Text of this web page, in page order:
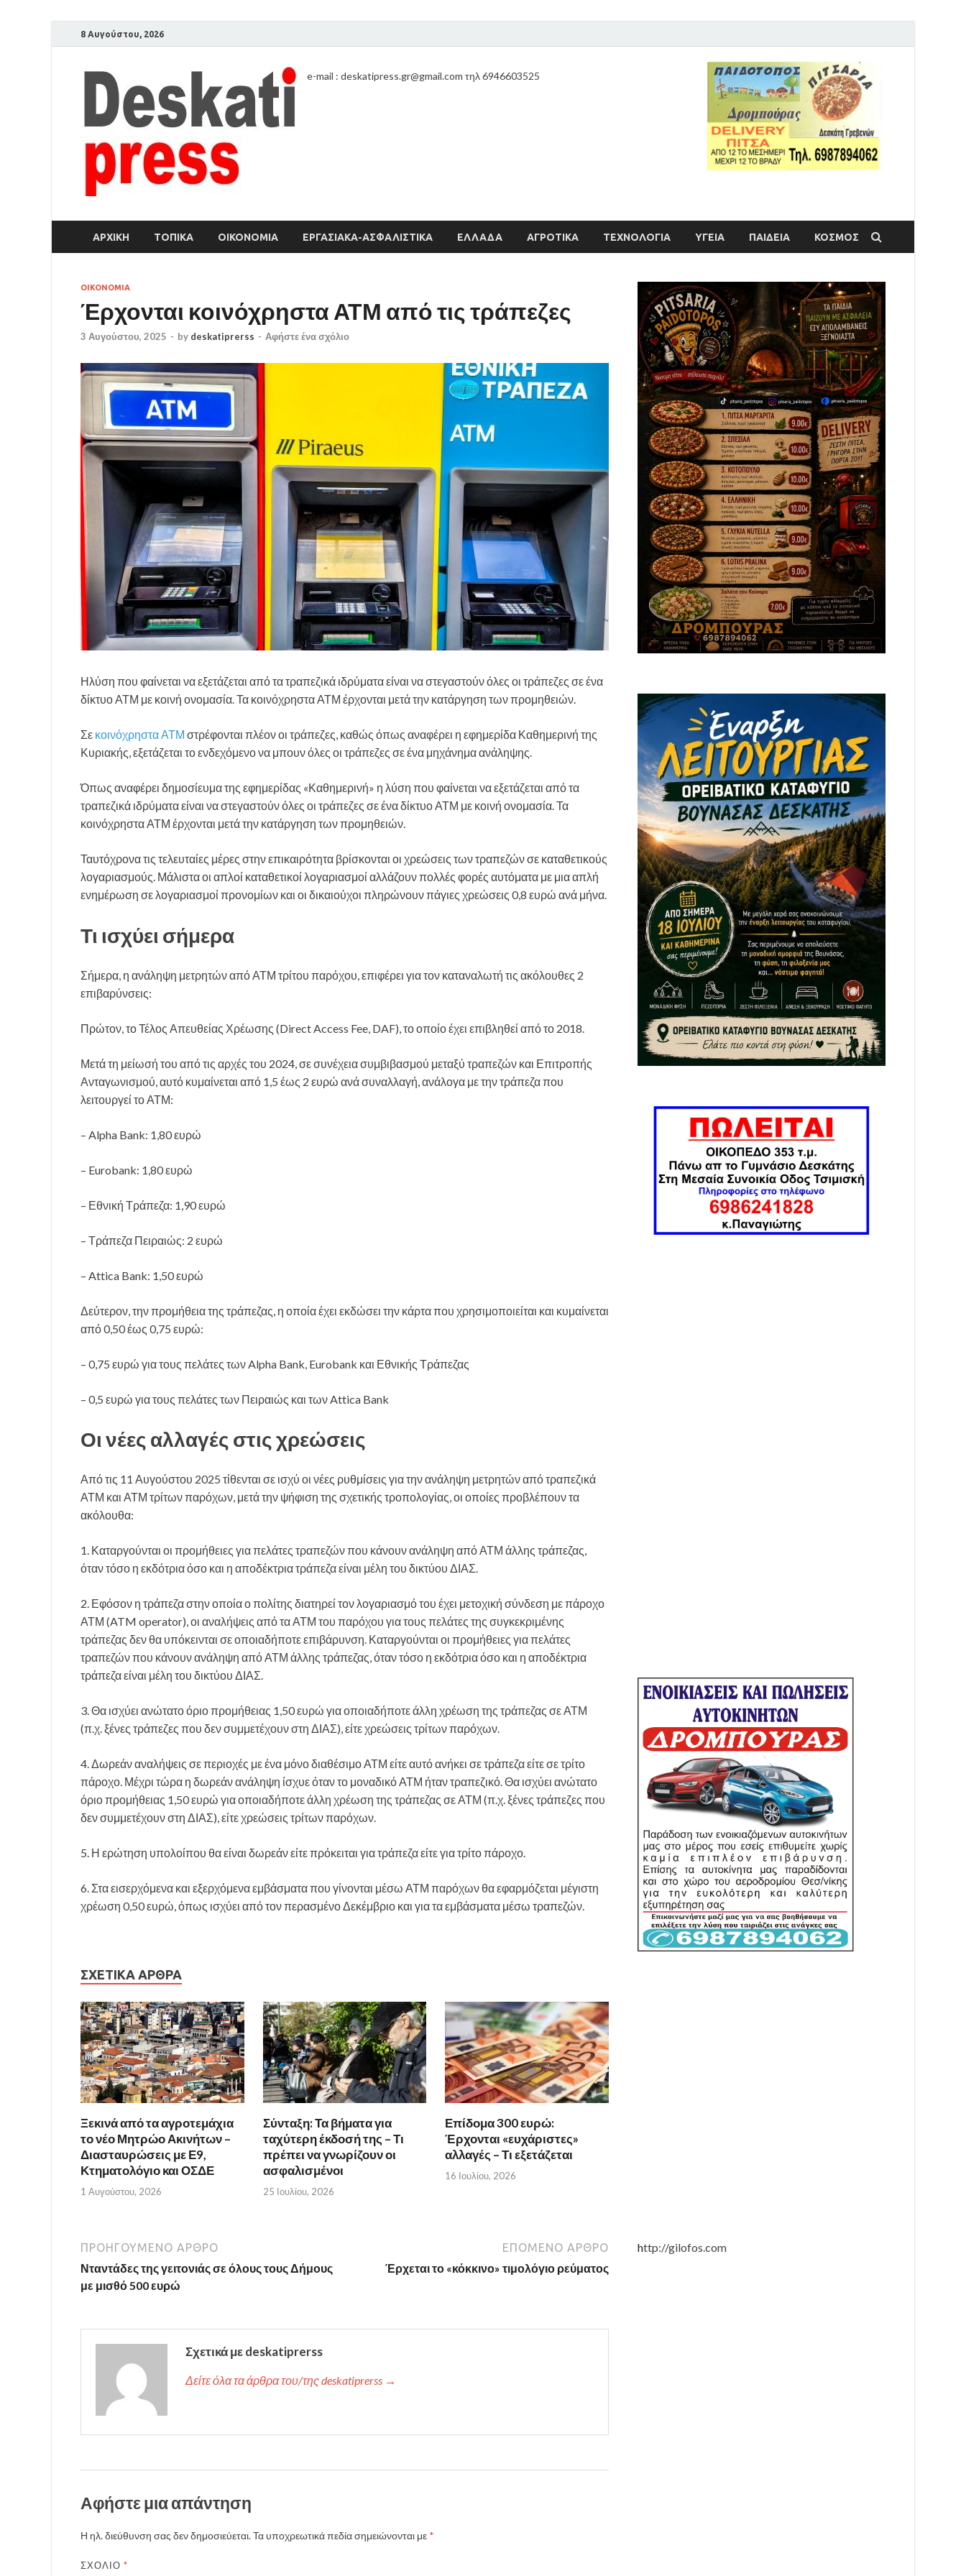
8 Αυγούστου, 2026
e-mail : deskatipress.gr@gmail.com τηλ 6946603525
ΑΡΧΙΚΉ ΤΟΠΙΚΑ ΟΙΚΟΝΟΜΙΑ ΕΡΓΑΣΙΑΚΑ-ΑΣΦΑΛΙΣΤΙΚΑ ΕΛΛΑΔΑ ΑΓΡΟΤΙΚΑ ΤΕΧΝΟΛΟΓΙΑ ΥΓΕΙΑ ΠΑΙΔΕΙΑ ΚΟΣΜΟΣ
ΟΙΚΟΝΟΜΙΑ
Έρχονται κοινόχρηστα ΑΤΜ από τις τράπεζες
3 Αυγούστου, 2025 - by deskatiprerss - Αφήστε ένα σχόλιο
Ηλύση που φαίνεται να εξετάζεται από τα τραπεζικά ιδρύματα είναι να στεγαστούν όλες οι τράπεζες σε ένα
δίκτυο ΑΤΜ με κοινή ονομασία. Τα κοινόχρηστα ΑΤΜ έρχονται μετά την κατάργηση των προμηθειών.
Σε κοινόχρηστα ΑΤΜ στρέφονται πλέον οι τράπεζες, καθώς όπως αναφέρει η εφημερίδα Καθημερινή της
Κυριακής, εξετάζεται το ενδεχόμενο να μπουν όλες οι τράπεζες σε ένα μηχάνημα ανάληψης.
Όπως αναφέρει δημοσίευμα της εφημερίδας «Καθημερινή» η λύση που φαίνεται να εξετάζεται από τα
τραπεζικά ιδρύματα είναι να στεγαστούν όλες οι τράπεζες σε ένα δίκτυο ΑΤΜ με κοινή ονομασία. Τα
κοινόχρηστα ΑΤΜ έρχονται μετά την κατάργηση των προμηθειών.
Ταυτόχρονα τις τελευταίες μέρες στην επικαιρότητα βρίσκονται οι χρεώσεις των τραπεζών σε καταθετικούς
λογαριασμούς. Μάλιστα οι απλοί καταθετικοί λογαριασμοί αλλάζουν πολλές φορές αυτόματα με μια απλή
ενημέρωση σε λογαριασμοί προνομίων και οι δικαιούχοι πληρώνουν πάγιες χρεώσεις 0,8 ευρώ ανά μήνα.
Τι ισχύει σήμερα
Σήμερα, η ανάληψη μετρητών από ΑΤΜ τρίτου παρόχου, επιφέρει για τον καταναλωτή τις ακόλουθες 2
επιβαρύνσεις:
Πρώτον, το Τέλος Απευθείας Χρέωσης (Direct Access Fee, DAF), το οποίο έχει επιβληθεί από το 2018.
Μετά τη μείωσή του από τις αρχές του 2024, σε συνέχεια συμβιβασμού μεταξύ τραπεζών και Επιτροπής
Ανταγωνισμού, αυτό κυμαίνεται από 1,5 έως 2 ευρώ ανά συναλλαγή, ανάλογα με την τράπεζα που
λειτουργεί το ΑΤΜ:
– Alpha Bank: 1,80 ευρώ
– Eurobank: 1,80 ευρώ
– Εθνική Τράπεζα: 1,90 ευρώ
– Τράπεζα Πειραιώς: 2 ευρώ
– Attica Bank: 1,50 ευρώ
Δεύτερον, την προμήθεια της τράπεζας, η οποία έχει εκδώσει την κάρτα που χρησιμοποιείται και κυμαίνεται
από 0,50 έως 0,75 ευρώ:
– ‎0,75 ευρώ για τους πελάτες των Alpha Bank, Eurobank και Εθνικής Τράπεζας
– ‎0,5 ευρώ για τους πελάτες των Πειραιώς και των Attica Bank
Οι νέες αλλαγές στις χρεώσεις
Από τις 11 Αυγούστου 2025 τίθενται σε ισχύ οι νέες ρυθμίσεις για την ανάληψη μετρητών από τραπεζικά
ΑΤΜ και ΑΤΜ τρίτων παρόχων, μετά την ψήφιση της σχετικής τροπολογίας, οι οποίες προβλέπουν τα
ακόλουθα:
1. Καταργούνται οι προμήθειες για πελάτες τραπεζών που κάνουν ανάληψη από ΑΤΜ άλλης τράπεζας,
όταν τόσο η εκδότρια όσο και η αποδέκτρια τράπεζα είναι μέλη του δικτύου ΔΙΑΣ.
2. Εφόσον η τράπεζα στην οποία ο πολίτης διατηρεί τον λογαριασμό του έχει μετοχική σύνδεση με πάροχο
ΑΤΜ (ATM operator), οι αναλήψεις από τα ΑΤΜ του παρόχου για τους πελάτες της συγκεκριμένης
τράπεζας δεν θα υπόκεινται σε οποιαδήποτε επιβάρυνση. Καταργούνται οι προμήθειες για πελάτες
τραπεζών που κάνουν ανάληψη από ΑΤΜ άλλης τράπεζας, όταν τόσο η εκδότρια όσο και η αποδέκτρια
τράπεζα είναι μέλη του δικτύου ΔΙΑΣ.
3. Θα ισχύει ανώτατο όριο προμήθειας 1,50 ευρώ για οποιαδήποτε άλλη χρέωση της τράπεζας σε ΑΤΜ
(π.χ. ξένες τράπεζες που δεν συμμετέχουν στη ΔΙΑΣ), είτε χρεώσεις τρίτων παρόχων.
4. Δωρεάν αναλήψεις σε περιοχές με ένα μόνο διαθέσιμο ΑΤΜ είτε αυτό ανήκει σε τράπεζα είτε σε τρίτο
πάροχο. Μέχρι τώρα η δωρεάν ανάληψη ίσχυε όταν το μοναδικό ΑΤΜ ήταν τραπεζικό. Θα ισχύει ανώτατο
όριο προμήθειας 1,50 ευρώ για οποιαδήποτε άλλη χρέωση της τράπεζας σε ΑΤΜ (π.χ. ξένες τράπεζες που
δεν συμμετέχουν στη ΔΙΑΣ), είτε χρεώσεις τρίτων παρόχων.
5. Η ερώτηση υπολοίπου θα είναι δωρεάν είτε πρόκειται για τράπεζα είτε για τρίτο πάροχο.
6. Στα εισερχόμενα και εξερχόμενα εμβάσματα που γίνονται μέσω ΑΤΜ παρόχων θα εφαρμόζεται μέγιστη
χρέωση 0,50 ευρώ, όπως ισχύει από τον περασμένο Δεκέμβριο και για τα εμβάσματα μέσω τραπεζών.
ΣΧΕΤΙΚΆ ΆΡΘΡΑ
Ξεκινά από τα αγροτεμάχια
το νέο Μητρώο Ακινήτων –
Διασταυρώσεις με Ε9,
Κτηματολόγιο και ΟΣΔΕ
1 Αυγούστου, 2026
Σύνταξη: Τα βήματα για
ταχύτερη έκδοσή της – Τι
πρέπει να γνωρίζουν οι
ασφαλισμένοι
25 Ιουλίου, 2026
Επίδομα 300 ευρώ:
Έρχονται «ευχάριστες»
αλλαγές – Τι εξετάζεται
16 Ιουλίου, 2026
ΠΡΟΗΓΟΎΜΕΝΟ ΆΡΘΡΟ
Νταντάδες της γειτονιάς σε όλους τους Δήμους
με μισθό 500 ευρώ
ΕΠΌΜΕΝΟ ΆΡΘΡΟ
Έρχεται το «κόκκινο» τιμολόγιο ρεύματος
Σχετικά με deskatiprerss
Δείτε όλα τα άρθρα του/της deskatiprerss →
Αφήστε μια απάντηση
Η ηλ. διεύθυνση σας δεν δημοσιεύεται.Τα υποχρεωτικά πεδία σημειώνονται με *
ΣΧΌΛΙΟ*
http://gilofos.com